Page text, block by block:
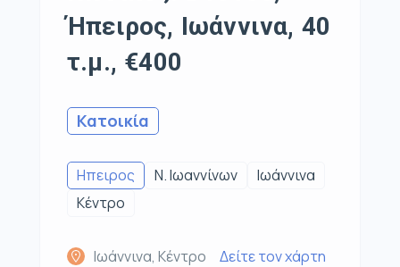
Ήπειρος, Ιωάννινα, 40
τ.μ., €400
Κατοικία
Ηπειρος Ν. Ιωαννίνων
Ιωάννινα
Κέντρο
Ιωάννινα, Κέντρο Δείτε τον χάρτη